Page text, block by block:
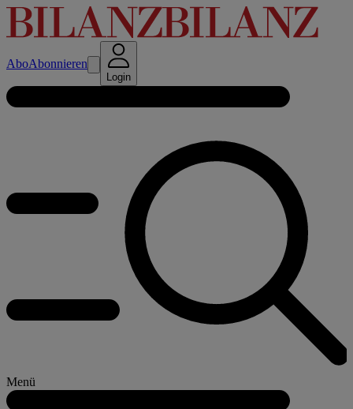
AboAbonnieren
Login
Menü